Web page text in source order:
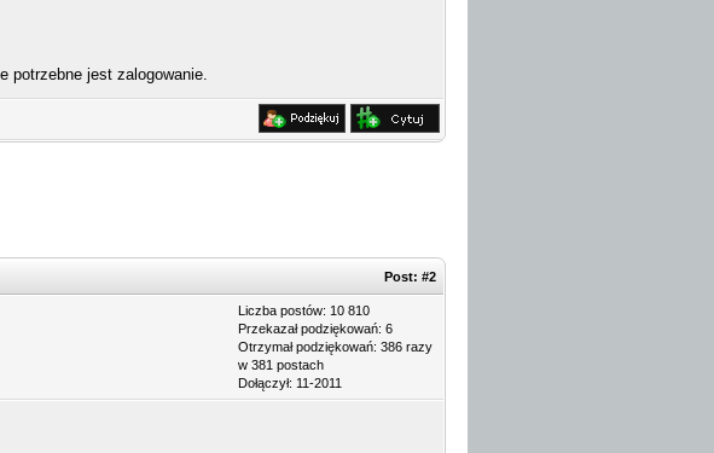
potrzebne jest zalogowanie.
Post: #2
Liczba postów: 10 810
Przekazał podziękowań: 6
Otrzymał podziękowań: 386 razy
w 381 postach
Dołączył: 11-2011